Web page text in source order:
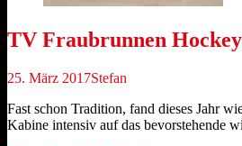
TV Fraubrunnen
Veröffentlicht
25. März 2017Autor
Stefan
Fast schon Tradition, fand dieses Jahr
Kabine intensiv auf das bevorstehende